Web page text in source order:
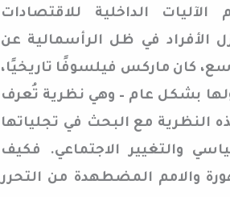
الداخلية للاقتصادات
الأفراد في ظل الرأسمالية عن
كان ماركس فيلسوفًا تاريخيًا،
بشكل عام – وهي نظرية تُعرف
النظرية مع البحث في تجلياتها
والتغيير الاجتماعي. فكيف
والامم المضطهدة من التحرر